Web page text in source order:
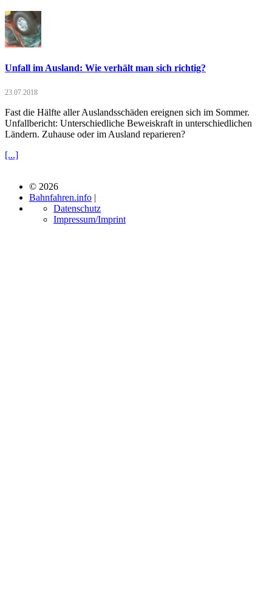
Unfall im Ausland: Wie verhält man sich richtig?
23.07.2018
Fast die Hälfte aller Auslandsschäden ereignen sich im Sommer.
Unfallbericht: Unterschiedliche Beweiskraft in unterschiedlichen
Ländern. Zuhause oder im Ausland reparieren?
[...]
© 2026
Bahnfahren.info |
Datenschutz
Impressum/Imprint